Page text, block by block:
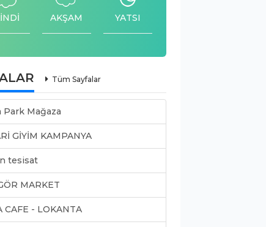
AKŞAM YATSI
Tüm Sayfalar
Park Mağaza
GİYİM KAMPANYA
tesisat
MARKET
CAFE - LOKANTA